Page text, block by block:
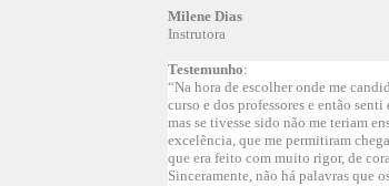
Milene Dias
Instrutora
Testemunho:
“Na hora de escolher onde me
curso e dos professores e então
mas se tivesse sido não me teriam
excelência, que me permitiram
que era feito com muito rigor, de
Sinceramente, não há palavras que